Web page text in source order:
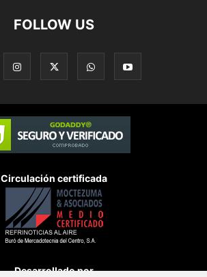
FOLLOW US
Circulación certificada
Desarrollado por